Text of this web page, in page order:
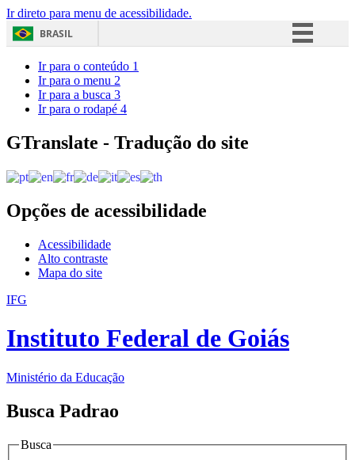
Ir direto para menu de acessibilidade.
BRASIL
Acesso à informação
Ir para o conteúdo 1
Ir para o menu 2
Ir para a busca 3
Ir para o rodapé 4
GTranslate - Tradução do site
Opções de acessibilidade
Acessibilidade
Alto contraste
Mapa do site
IFG
Instituto Federal de Goiás
Ministério da Educação
Busca Padrao
Busca